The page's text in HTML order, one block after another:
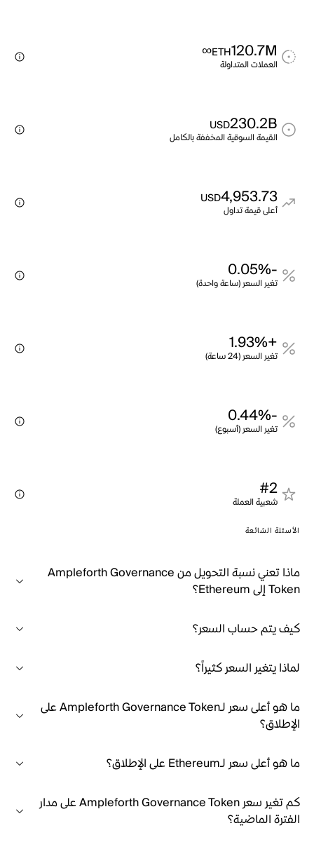
120.7M
ETH
∞
العملات المتداولة
230.2B
USD
القيمة السوقية المخففة بالكامل
4,953.73
USD
أعلى قيمة تداول
-0.05%
تغير السعر (ساعة واحدة)
+1.93%
تغير السعر (24 ساعة)
-0.44%
تغير السعر (أسبوع)
#2
شعبية العملة
الأسئلة الشائعة
ماذا تعني نسبة التحويل من Ampleforth Governance
Token إلى Ethereum؟
كيف يتم حساب السعر؟
لماذا يتغير السعر كثيراً؟
ما هو أعلى سعر لـAmpleforth Governance Token على
الإطلاق؟
ما هو أعلى سعر لـEthereum على الإطلاق؟
كم تغير سعر Ampleforth Governance Token على مدار
الفترة الماضية؟